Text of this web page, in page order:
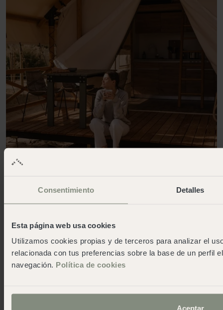
Consentimiento Detalles
Esta página web usa cookies
Utilizamos cookies propias y de terceros para analizar el
relacionada con tus preferencias sobre la base de un perfil
navegación. Política de cookies
Aceptar
Reserva amb ofertes de càmping
d'última hora
Busques una escapada ràpida? Si ets dels que reserven
les vacances al límit, les nostres ofertes de càmping
última hora són perfectes per a tu. Podràs estar
gaudint de l´aire lliure i la bellesa natural de les nostres
de planificar amb mesos d'antelació. Beneficieu-vos
d'un gran estalvi amb les nostres ofertes last minute